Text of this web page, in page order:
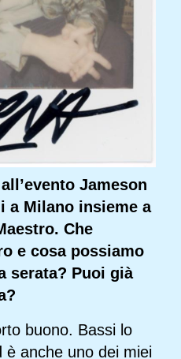
Jameson
a Milano insieme a
Che
e cosa possiamo
serata? Puoi già
buono. Bassi lo
è anche uno dei miei